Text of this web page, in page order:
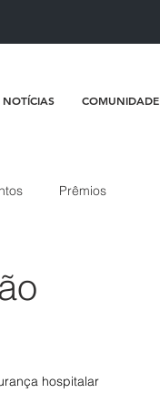
COMUNIDADE
Prêmios
hospitalar